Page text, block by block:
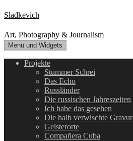
Zum
Inhalt
springen
Sladkevich
Art, Photography & Journalism
Menü und Widgets
Projekte
Stummer Schrei
Das Echo
Russländer
Die russischen Jahreszeiten
Ich habe das gesehen
Die halb verwischte Gravur
Geisterorte
Compañera Cuba